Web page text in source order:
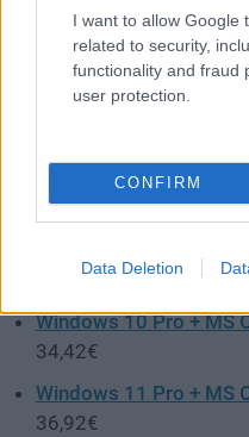
I want to allow Google
related to security,
functionality and fraud
user protection.
CONFIRM
Data Deletion
MS Office 2021
(25,58€/kulcs)
MS Office 2021
BKS62
38,47€
Windows 10 Pro + MS
34,42€
Windows 11 Pro + MS
36,92€